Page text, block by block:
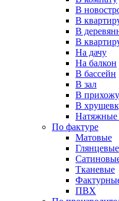
В
В
В
В
На дачу
На балкон
В бассейн
В зал
В
В
Натяжные
По фактуре
Матовые
Глянцевые
Тканевые
ПВХ